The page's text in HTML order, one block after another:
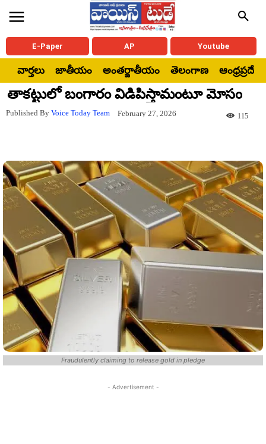
E-Paper AP Youtube
వార్తలు జాతీయం అంతర్జాతీయం తెలంగాణ ఆంధ్రప్రదేశ్
తాకట్టులో బంగారం విడిపిస్తామంటూ మోసం
Published By Voice Today Team February 27, 2026 115
Fraudulently claiming to release gold in pledge
- Advertisement -